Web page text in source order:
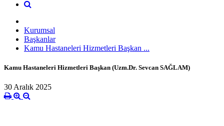
Kurumsal
Başkanlar
Kamu Hastaneleri Hizmetleri Başkan ...
Kamu Hastaneleri Hizmetleri Başkan (Uzm.Dr. Sevcan SAĞLAM)
30 Aralık 2025